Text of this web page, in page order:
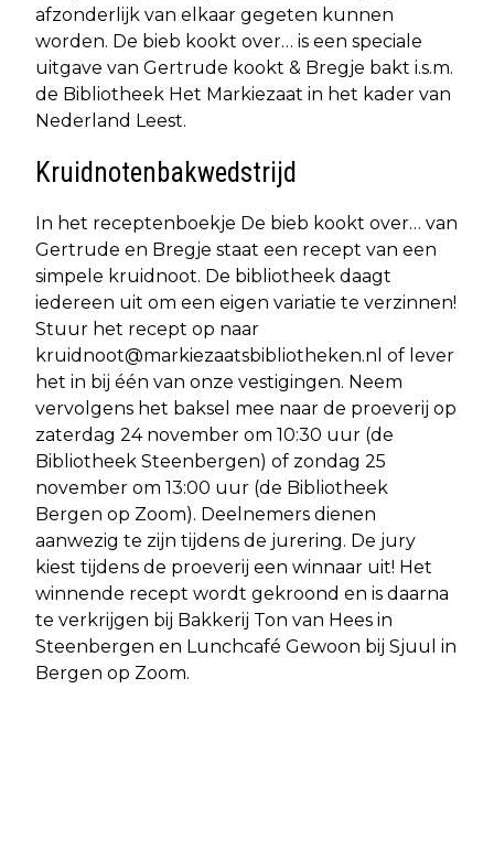
afzonderlijk van elkaar gegeten kunnen
worden. De bieb kookt over… is een speciale
uitgave van Gertrude kookt & Bregje bakt i.s.m.
de Bibliotheek Het Markiezaat in het kader van
Nederland Leest.
Kruidnotenbakwedstrijd
In het receptenboekje De bieb kookt over… van
Gertrude en Bregje staat een recept van een
simpele kruidnoot. De bibliotheek daagt
iedereen uit om een eigen variatie te verzinnen!
Stuur het recept op naar
kruidnoot@markiezaatsbibliotheken.nl of lever
het in bij één van onze vestigingen. Neem
vervolgens het baksel mee naar de proeverij op
zaterdag 24 november om 10:30 uur (de
Bibliotheek Steenbergen) of zondag 25
november om 13:00 uur (de Bibliotheek
Bergen op Zoom). Deelnemers dienen
aanwezig te zijn tijdens de jurering. De jury
kiest tijdens de proeverij een winnaar uit! Het
winnende recept wordt gekroond en is daarna
te verkrijgen bij Bakkerij Ton van Hees in
Steenbergen en Lunchcafé Gewoon bij Sjuul in
Bergen op Zoom.